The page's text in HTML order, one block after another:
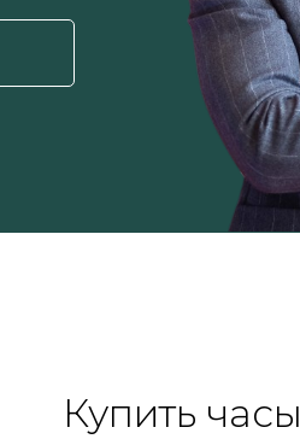
Купить часы